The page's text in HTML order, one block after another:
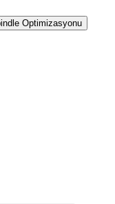
Optimizasyonu